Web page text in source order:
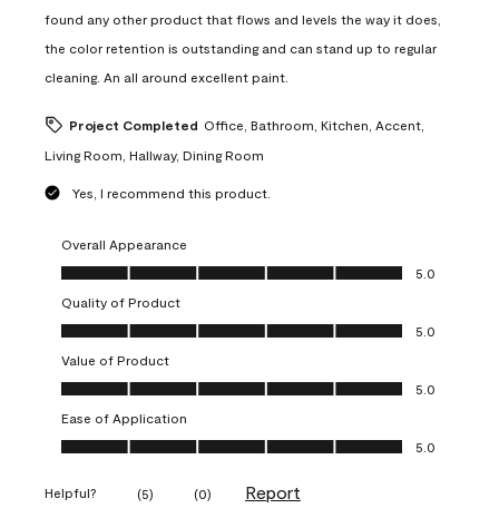
found any other product that flows and levels the way it does,
the color retention is outstanding and can stand up to regular
cleaning. An all around excellent paint.
Project Completed Office, Bathroom, Kitchen, Accent,
Living Room, Hallway, Dining Room
Yes, I recommend this product.
Overall Appearance
Overall Appearance, 5.0 out of 5
5.0
Quality of Product
Quality of Product, 5.0 out of 5
5.0
Value of Product
Value of Product, 5.0 out of 5
5.0
Ease of Application
Ease of Application, 5.0 out of 5
5.0
Helpful? (5) (0) Report